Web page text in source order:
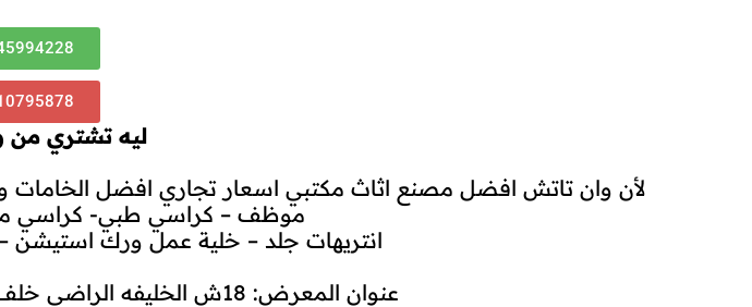
ليه تشتري من
لأن وان تاتش افضل مصنع اثاث مكتبي اسعار تجاري افضل الخامات
موظف – كراسي طبي- كراسي
انتريهات جلد – خلية عمل ورك
عنوان المعرض: 18ش الخليفه الراضي خلف الحديقة الدولية – مدينة نصر- القاهرة